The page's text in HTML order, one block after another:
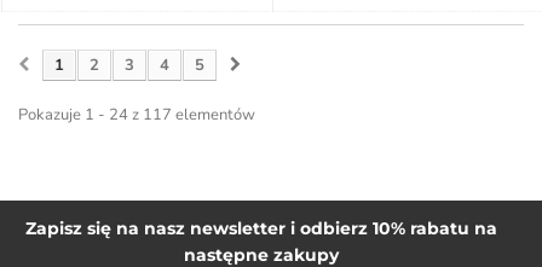
1 2 3 4 5
Pokazuje 1 - 24 z 117 elementów
Zapisz się na nasz newsletter i odbierz 10% rabatu na
następne zakupy